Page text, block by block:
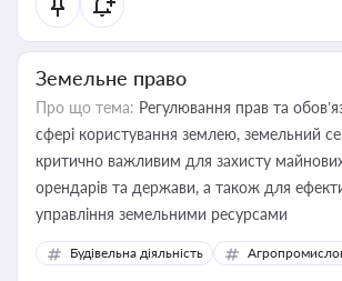
Земельне право
Про що тема: Регулювання прав та
сфері користування землею, земельний
критично важливим для захисту
орендарів та держави, а також для
управління земельними ресурсами
Будівельна діяльність